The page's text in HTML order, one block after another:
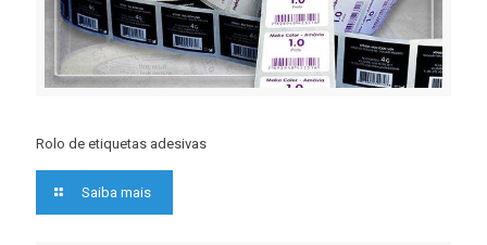
Rolo de etiquetas adesivas
Saiba mais